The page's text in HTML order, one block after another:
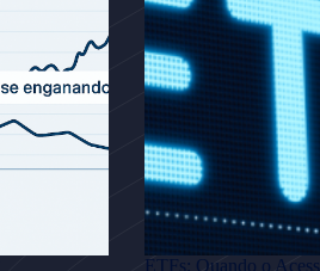
ETFs: Quando o